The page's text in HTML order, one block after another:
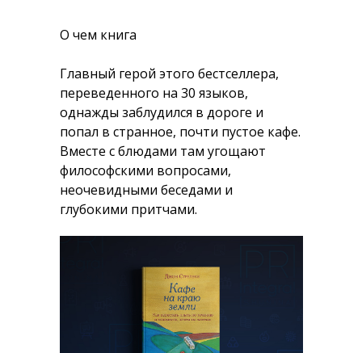
О чем книга
Главный герой этого бестселлера,
переведенного на 30 языков,
однажды заблудился в дороге и
попал в странное, почти пустое кафе.
Вместе с блюдами там угощают
философскими вопросами,
неочевидными беседами и
глубокими притчами.